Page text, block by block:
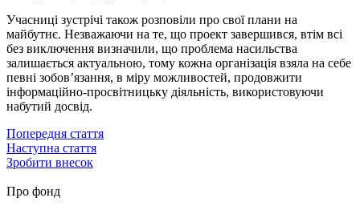
Учасниці зустрічі також розповіли про свої плани на
майбутнє. Незважаючи на те, що проект завершився, втім всі
без виключення визначили, що проблема насильства
залишається актуальною, тому кожна організація взяла на себе
певні зобов’язання, в міру можливостей, продовжити
інформаційно-просвітницьку діяльність, використовуючи
набутий досвід.
Попередня стаття
Наступна стаття
Зробити внесок
Про фонд